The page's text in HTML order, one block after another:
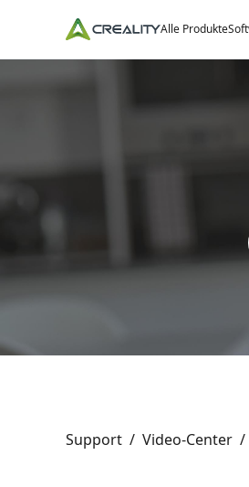
Alle Produkte
Support / Video-Center /